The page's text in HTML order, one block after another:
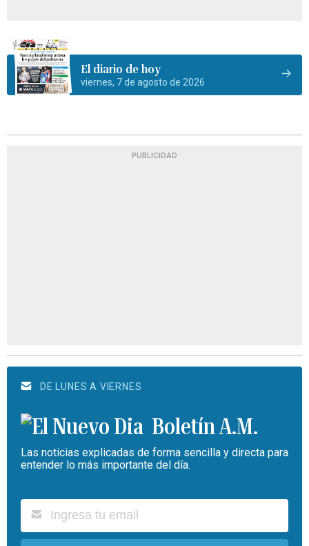
El diario de hoy
viernes, 7 de agosto de 2026
PUBLICIDAD
DE LUNES A VIERNES
Boletín A.M.
Las noticias explicadas de forma sencilla y directa para
entender lo más importante del día.